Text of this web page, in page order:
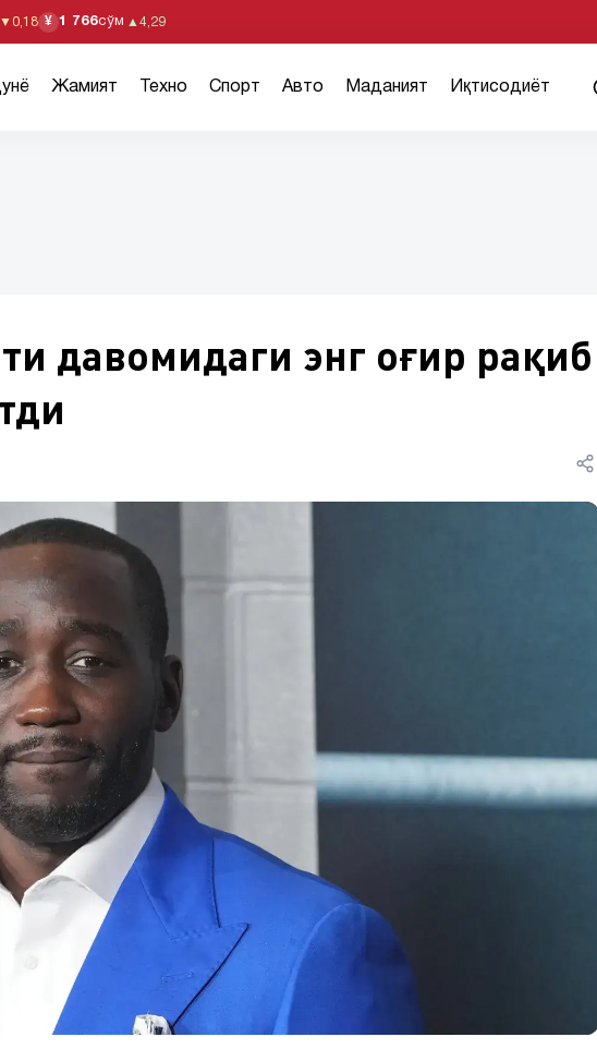
▼ 0,18 ¥ 1 766сўм ▲ 4,29
Жамият Техно Спорт Авто Маданият Иқтисодиёт
давомидаги энг оғир рақиб